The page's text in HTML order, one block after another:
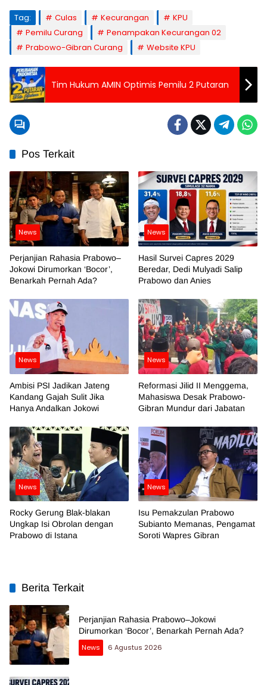
Tag: Culas Kecurangan
KPU
Pemilu Curang
Penampakan Kecurangan 02
Prabowo-Gibran Curang
Website KPU
Tim Hukum AMIN Optimis Pemilu 2 Putaran
Pos Terkait
News
Perjanjian Rahasia Prabowo–
Jokowi Dirumorkan ‘Bocor’,
Benarkah Pernah Ada?
News
Hasil Survei Capres 2029
Beredar, Dedi Mulyadi Salip
Prabowo dan Anies
News
Ambisi PSI Jadikan Jateng
Kandang Gajah Sulit Jika
Hanya Andalkan Jokowi
News
Reformasi Jilid II Menggema,
Mahasiswa Desak Prabowo-
Gibran Mundur dari Jabatan
News
Rocky Gerung Blak-blakan
Ungkap Isi Obrolan dengan
Prabowo di Istana
News
Isu Pemakzulan Prabowo
Subianto Memanas, Pengamat
Soroti Wapres Gibran
Berita Terkait
Perjanjian Rahasia Prabowo–Jokowi
Dirumorkan ‘Bocor’, Benarkah Pernah Ada?
News
6 Agustus 2026